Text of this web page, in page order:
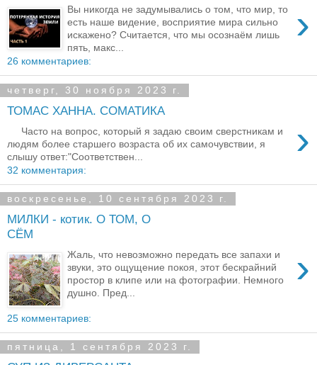
›
Вы никогда не задумывались о том, что мир, то
есть наше видение, восприятие мира сильно
искажено? Считается, что мы осознаём лишь
пять, макс...
26 комментариев:
четверг, 30 ноября 2023 г.
ТОМАС ХАННА. СОМАТИКА
›
Часто на вопрос, который я задаю своим сверстникам и
людям более старшего возраста об их самочувствии, я
слышу ответ:"Соответствен...
32 комментария:
воскресенье, 10 сентября 2023 г.
МИЛКИ - котик. О ТОМ, О
СЁМ
›
Жаль, что невозможно передать все запахи и
звуки, это ощущение покоя, этот бескрайний
простор в клипе или на фотографии. Немного
душно. Пред...
25 комментариев:
пятница, 1 сентября 2023 г.